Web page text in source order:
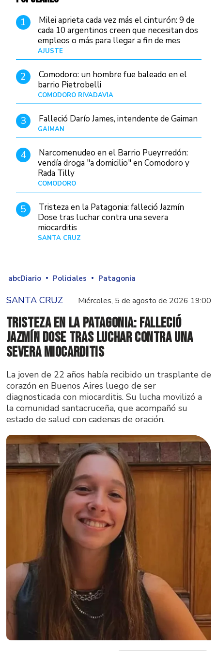
1
Milei aprieta cada vez más el cinturón: 9 de
cada 10 argentinos creen que necesitan dos
empleos o más para llegar a fin de mes
AJUSTE
2
Comodoro: un hombre fue baleado en el
barrio Pietrobelli
COMODORO RIVADAVIA
3 Falleció Darío James, intendente de Gaiman
GAIMAN
4
Narcomenudeo en el Barrio Pueyrredón:
vendía droga "a domicilio" en Comodoro y
Rada Tilly
COMODORO
5
Tristeza en la Patagonia: falleció Jazmín
Dose tras luchar contra una severa
miocarditis
SANTA CRUZ
abcDiario Policiales Patagonia
SANTA CRUZ Miércoles, 5 de agosto de 2026 19:00
Tristeza en la Patagonia: falleció
Jazmín Dose tras luchar contra una
severa miocarditis
La joven de 22 años había recibido un trasplante de
corazón en Buenos Aires luego de ser
diagnosticada con miocarditis. Su lucha movilizó a
la comunidad santacruceña, que acompañó su
estado de salud con cadenas de oración.